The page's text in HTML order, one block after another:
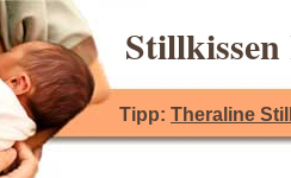
Tipp: Theraline